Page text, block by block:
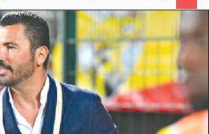
مانشستر يونايتد يقدم أسوأ نسخة منذ 38 عاما